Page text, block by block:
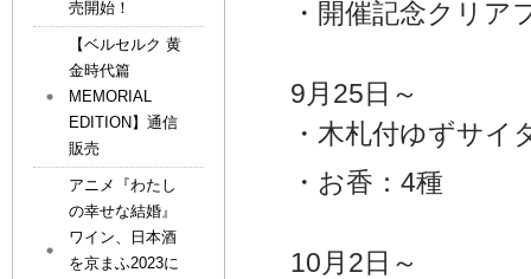
・開催記念クリア
9月25日～
・木札付ゆずサイ
・お香：4種
10月2日～
売開始！
【ベルセルク 黄
金時代篇
MEMORIAL
EDITION】通信
販売
アニメ『わたし
の幸せな結婚』
ワイン、日本酒
を京まふ2023に